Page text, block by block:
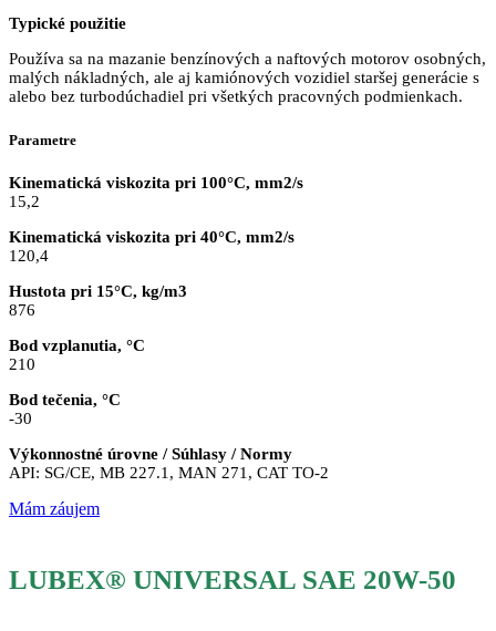
Typické použitie
Používa sa na mazanie benzínových a naftových motorov osobných,
malých nákladných, ale aj kamiónových vozidiel staršej generácie s
alebo bez turbodúchadiel pri všetkých pracovných podmienkach.
Parametre
Kinematická viskozita pri 100°C, mm2/s
15,2
Kinematická viskozita pri 40°C, mm2/s
120,4
Hustota pri 15°C, kg/m3
876
Bod vzplanutia, °C
210
Bod tečenia, °C
-30
Výkonnostné úrovne / Súhlasy / Normy
API: SG/CE, MB 227.1, MAN 271, CAT TO-2
Mám záujem
LUBEX® UNIVERSAL SAE 20W-50